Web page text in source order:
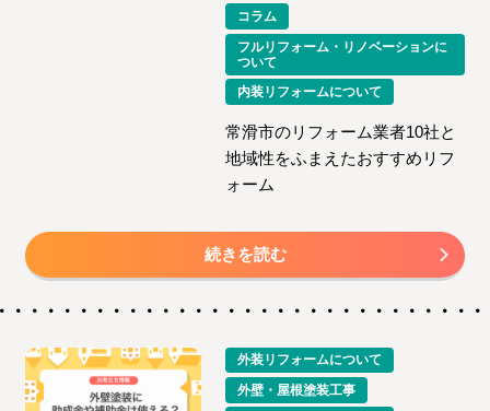
コラム
フルリフォーム・リノベーションに
ついて
内装リフォームについて
常滑市のリフォーム業者10社と
地域性をふまえたおすすめリフ
ォーム
続きを読む
外装リフォームについて
外壁・屋根塗装工事